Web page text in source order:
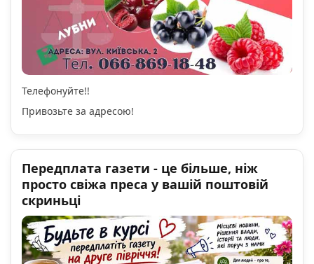
Телефонуйте!!
Привозьте за адресою!
Передплата газети - це більше, ніж
просто свіжа преса у вашій поштовій
скриньці